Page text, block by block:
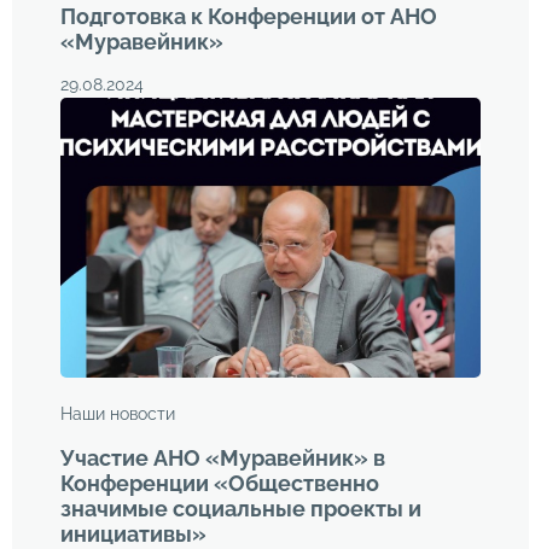
Подготовка к Конференции от АНО
«Муравейник»
29.08.2024
Наши новости
Участие АНО «Муравейник» в
Конференции «Общественно
значимые социальные проекты и
инициативы»